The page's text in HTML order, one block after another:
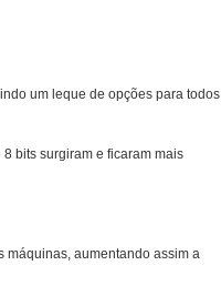
um leque de opções para todos
bits surgiram e ficaram mais
máquinas, aumentando assim a